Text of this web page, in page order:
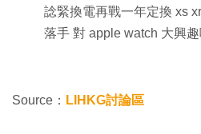
諗緊換電再戰一年定換 xs
落手 對 apple watch 大興趣
Source： LIHKG討論區